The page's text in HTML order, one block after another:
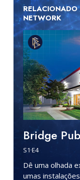
NETWORK
Bridge
S1·E4
Dê uma olhada
umas